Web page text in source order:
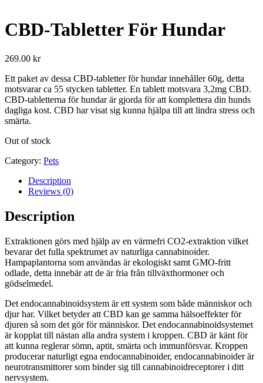
CBD-Tabletter För Hundar
269.00 kr
Ett paket av dessa CBD-tabletter för hundar innehåller 60g, detta
motsvarar ca 55 stycken tabletter. En tablett motsvara 3,2mg CBD.
CBD-tabletterna för hundar är gjorda för att komplettera din hunds
dagliga kost. CBD har visat sig kunna hjälpa till att lindra stress och
smärta.
Out of stock
Category: Pets
Description
Reviews (0)
Description
Extraktionen görs med hjälp av en värmefri CO2-extraktion vilket
bevarar det fulla spektrumet av naturliga cannabinoider.
Hampaplantorna som användas är ekologiskt samt GMO-fritt
odlade, detta innebär att de är fria från tillväxthormoner och
gödselmedel.
Det endocannabinoidsystem är ett system som både människor och
djur har. Vilket betyder att CBD kan ge samma hälsoeffekter för
djuren så som det gör för människor. Det endocannabinoidsystemet
är kopplat till nästan alla andra system i kroppen. CBD är känt för
att kunna reglerar sömn, aptit, smärta och immunförsvar. Kroppen
producerar naturligt egna endocannabinoider, endocannabinoider är
neurotransmittorer som binder sig till cannabinoidreceptorer i ditt
nervsystem.